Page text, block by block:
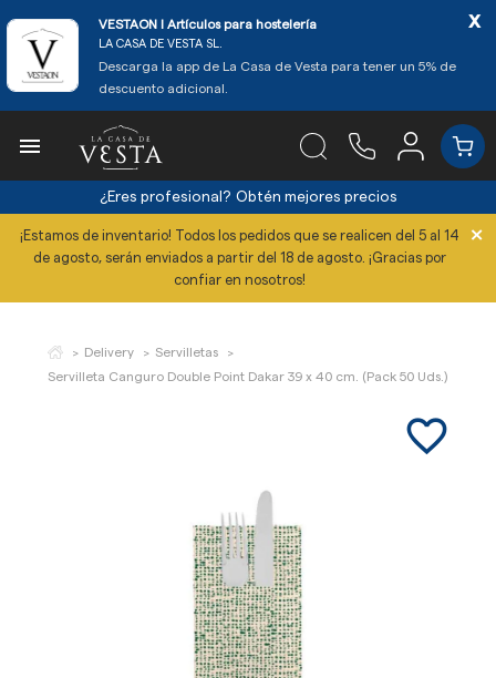
VESTAON l Artículos para hostelería
LA CASA DE VESTA SL.
Descarga la app de La Casa de Vesta para tener un 5% de
descuento adicional.
x

¿Eres profesional? Obtén mejores precios
¡Estamos de inventario! Todos los pedidos que se realicen del 5 al 14
de agosto, serán enviados a partir del 18 de agosto. ¡Gracias por
confiar en nosotros!
×
Delivery
Servilletas
Servilleta Canguro Double Point Dakar 39 x 40 cm. (Pack 50 Uds.)
favorite_border